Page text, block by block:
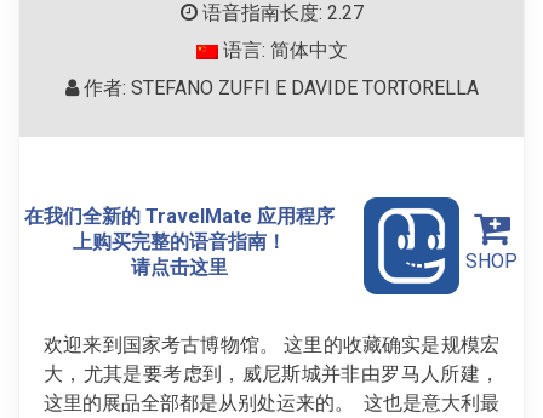
语音指南长度: 2.27
语言: 简体中文
作者: STEFANO ZUFFI E DAVIDE TORTORELLA
在我们全新的 TravelMate 应用程序
上购买完整的语音指南！
请点击这里
SHOP
欢迎来到国家考古博物馆。 这里的收藏确实是规模宏
大，尤其是要考虑到，威尼斯城并非由罗马人所建，
这里的展品全部都是从别处运来的。 这也是意大利最